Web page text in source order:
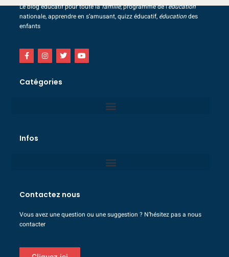
Le blog éducatif pour toute lafamille, programme de l’éducation
nationale, apprendre en s’amusant, quizz éducatif, éducationdes
enfants
Catégories
Infos
Contactez nous
Vous avez une question ou une suggestion ? N’hésitez pas a nous
contacter